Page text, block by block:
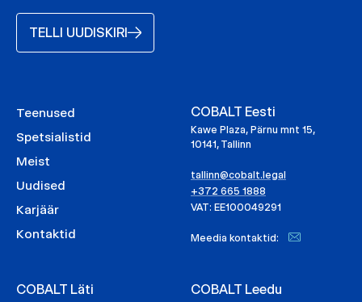
TELLI UUDISKIRI
Teenused
Spetsialistid
Meist
Uudised
Karjäär
Kontaktid
COBALT Eesti
Kawe Plaza, Pärnu mnt 15,
10141, Tallinn
tallinn@cobalt.legal
+372 665 1888
VAT: EE100049291
Meedia kontaktid:
COBALT Läti COBALT Leedu